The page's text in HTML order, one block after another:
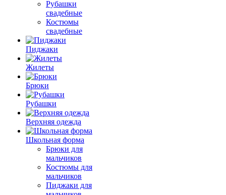
Рубашки
свадебные
Костюмы
свадебные
Пиджаки
Жилеты
Брюки
Рубашки
Верхняя одежда
Школьная форма
Брюки для
мальчиков
Костюмы для
мальчиков
Пиджаки для